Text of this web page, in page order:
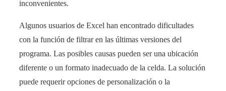
inconvenientes.
Algunos usuarios de Excel han encontrado dificultades
con la función de filtrar en las últimas versiones del
programa. Las posibles causas pueden ser una ubicación
diferente o un formato inadecuado de la celda. La solución
puede requerir opciones de personalización o la